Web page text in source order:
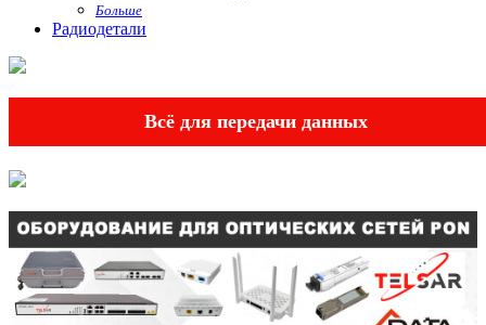
Больше
Радиодетали
Всё для передачи данных